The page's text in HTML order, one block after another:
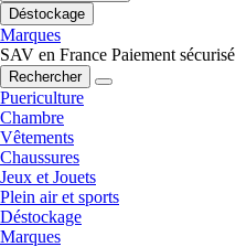
Déstockage
Marques
SAV en France Paiement sécurisé
Rechercher
Puericulture
Chambre
Vêtements
Chaussures
Jeux et Jouets
Plein air et sports
Déstockage
Marques